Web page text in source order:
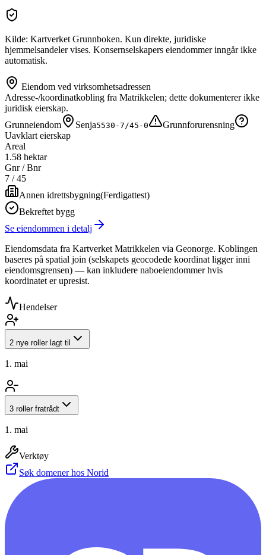
Kilde: Kartverket Grunnboken. Kun direkte, juridiske
hjemmelsandeler vises. Konsernselskapers eiendommer inngår ikke
automatisk.
Eiendom ved virksomhetsadressen
Adresse-/koordinatkobling fra Matrikkelen; dette dokumenterer ikke
juridisk eierskap.
Grunneiendom
Senja5530-7/45-0
Grunnforurensning
Uavklart eierskap
Areal
1.58 hektar
Gnr / Bnr
7 /45
Annen idrettsbygning(Ferdigattest)
Bekreftet bygg
Se eiendommen i detalj
Eiendomsdata fra Kartverket Matrikkelen via Geonorge. Koblingen
baseres på spatial join (selskapets geocodede koordinat ligger inni
eiendomsgrensen) — kan inkludere naboeiendommer hvis
koordinatet er upresist.
Hendelser
2 nye roller lagt til
1. mai
3 roller fratrådt
1. mai
Verktøy
Søk domener hos Norid